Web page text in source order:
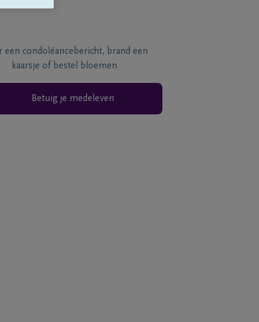
een condoléancebericht, brand een
kaarsje of bestel bloemen
Betuig je medeleven